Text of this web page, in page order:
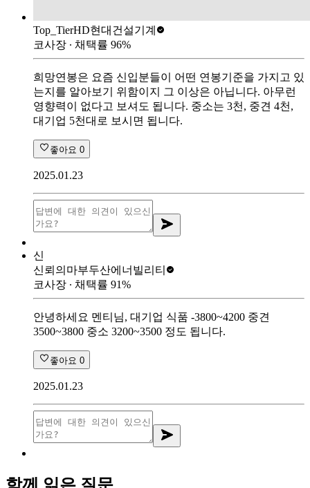
Top_TierHD현대건설기계
코사장 ∙ 채택률 96%
희망연봉은 요즘 신입분들이 어떤 연봉기준을 가지고 있
는지를 알아보기 위함이지 그 이상은 아닙니다. 아무런
영향력이 없다고 보셔도 됩니다. 중소는 3천, 중견 4천,
대기업 5천대로 보시면 됩니다.
좋아요 0
2025.01.23
신
신뢰의마부두산에너빌리티
코사장 ∙ 채택률 91%
안녕하세요 멘티님, 대기업 식품 -3800~4200 중견
3500~3800 중소 3200~3500 정도 됩니다.
좋아요 0
2025.01.23
함께 읽은 질문